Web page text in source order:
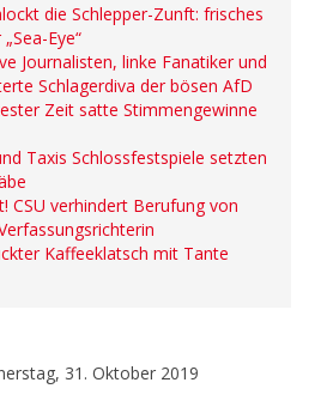
die Schlepper-Zunft: frisches
Eye“
Journalisten, linke Fanatiker und
Schlagerdiva der bösen AfD
Zeit satte Stimmengewinne
Taxis Schlossfestspiele setzten
CSU verhindert Berufung von
Kaffeeklatsch mit Tante
31. Oktober 2019